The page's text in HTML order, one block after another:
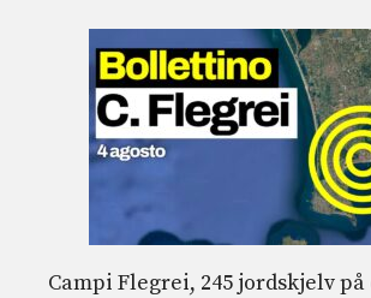
Campi Flegrei, 245 jordskjelv på